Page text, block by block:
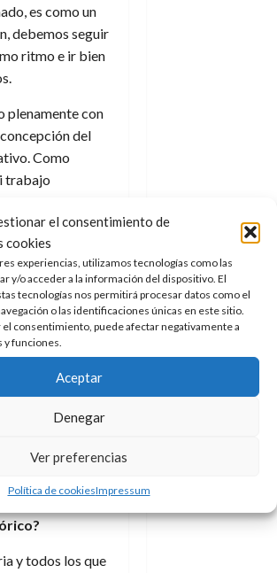
el consentimiento de
cookies
experiencias, utilizamos tecnologías como las
y/o acceder a la información del dispositivo. El
tecnologías nos permitirá procesar datos como el
o las identificaciones únicas en este sitio.
consentimiento, puede afectar negativamente a
y funciones.
Aceptar
Denegar
Ver preferencias
Política de cookiesImpressum
es como un
debemos seguir
ritmo e ir bien
plenamente con
concepción del
Como
trabajo
pero siempre me
me ha parecido
al
parte del
Siempre
y
que mejoran el
obra y la hace lo
que pueda llegar
lleno de
y todos los que